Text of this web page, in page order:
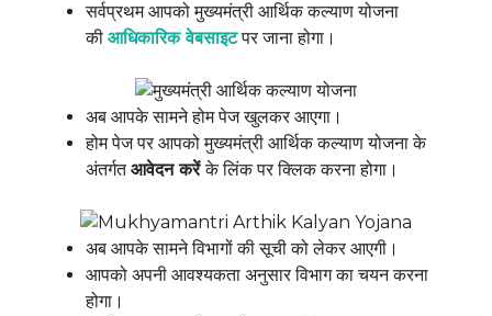
सर्वप्रथम आपको मुख्यमंत्री आर्थिक कल्याण योजना
की आधिकारिक वेबसाइटपर जाना होगा।
अब आपके सामने होम पेज खुलकर आएगा।
होम पेज पर आपको मुख्यमंत्री आर्थिक कल्याण योजना के
अंतर्गतआवेदन करेंके लिंक पर क्लिक करना होगा।
अब आपके सामने विभागों की सूची को लेकर आएगी।
आपको अपनी आवश्यकता अनुसार विभाग का चयन करना
होगा।